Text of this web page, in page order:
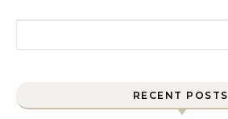
RECENT POSTS